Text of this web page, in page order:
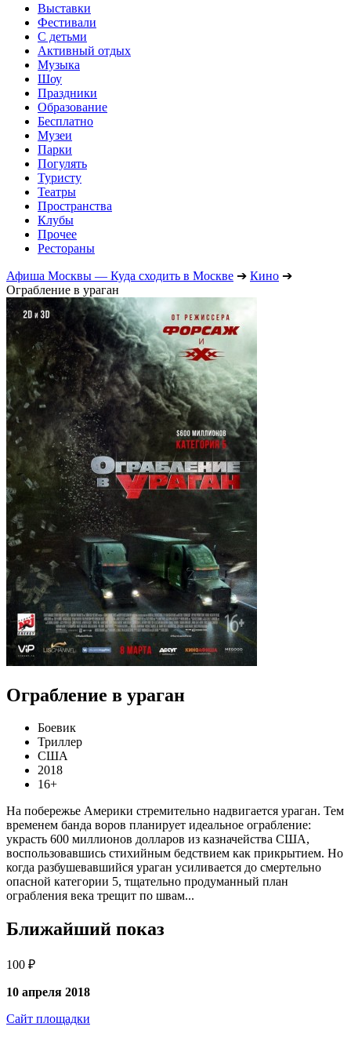
Выставки
Фестивали
С детьми
Активный отдых
Музыка
Шоу
Праздники
Образование
Бесплатно
Музеи
Парки
Погулять
Туристу
Театры
Пространства
Клубы
Прочее
Рестораны
Афиша Москвы — Куда сходить в Москве ➔ Кино ➔
Ограбление в ураган
Ограбление в ураган
Боевик
Триллер
США
2018
16+
На побережье Америки стремительно надвигается ураган. Тем
временем банда воров планирует идеальное ограбление:
украсть 600 миллионов долларов из казначейства США,
воспользовавшись стихийным бедствием как прикрытием. Но
когда разбушевавшийся ураган усиливается до смертельно
опасной категории 5, тщательно продуманный план
ограбления века трещит по швам...
Ближайший показ
100 ₽
10 апреля 2018
Сайт площадки